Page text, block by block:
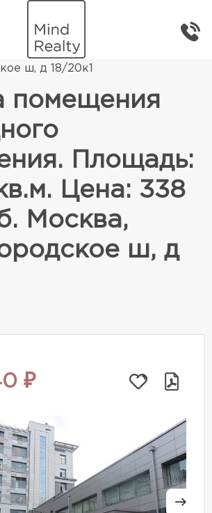
недвижимость
ш, д 18/20к1
помещения
Площадь:
Цена: 338
Москва,
ш, д
₽